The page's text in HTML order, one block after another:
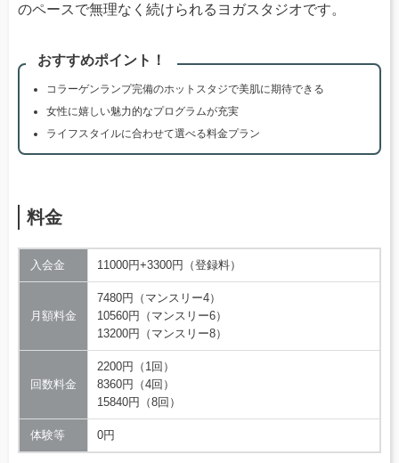
のペースで無理なく続けられるヨガスタジオです。
おすすめポイント！
コラーゲンランプ完備のホットスタジで美肌に期待できる
女性に嬉しい魅力的なプログラムが充実
ライフスタイルに合わせて選べる料金プラン
料金
入会金 11000円+3300円（登録料）
月額料金
7480円（マンスリー4）
10560円（マンスリー6）
13200円（マンスリー8）
回数料金
2200円（1回）
8360円（4回）
15840円（8回）
体験等 0円